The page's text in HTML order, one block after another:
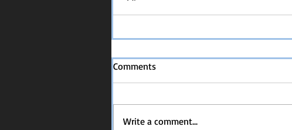
Comments
Write a comment...